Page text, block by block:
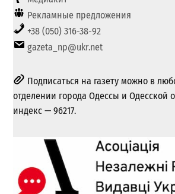
Рекламные предложения
+38 (050) 316-38-92
gazeta_np@ukr.net
Подписаться на газету можно в
отделении города Одессы и Одесской
индекс — 96217.